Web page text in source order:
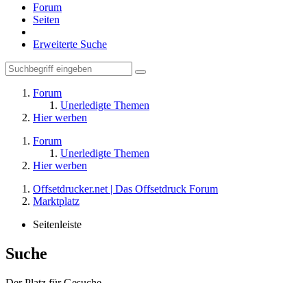
Forum
Seiten
Erweiterte Suche
Forum
Unerledigte Themen
Hier werben
Forum
Unerledigte Themen
Hier werben
Offsetdrucker.net | Das Offsetdruck Forum
Marktplatz
Seitenleiste
Suche